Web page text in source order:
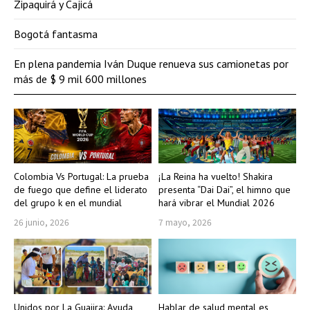
Colombia Vs Portugal: La prueba
de fuego que define el liderato
del grupo k en el mundial
26 junio, 2026
¡La Reina ha vuelto! Shakira
presenta “Dai Dai”, el himno que
hará vibrar el Mundial 2026
7 mayo, 2026
Unidos por La Guajira: Ayuda,
Hablar de salud mental es
Zipaquirá y Cajicá
Bogotá fantasma
En plena pandemia Iván Duque renueva sus camionetas por
más de $ 9 mil 600 millones